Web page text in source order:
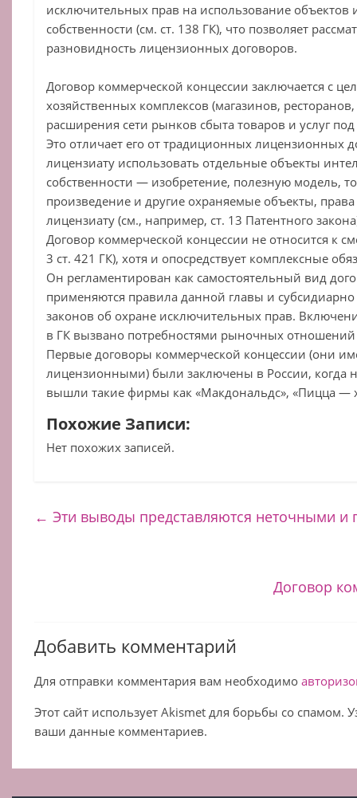
исключительных прав на использование объектов
собственности (см. ст. 138 ГК), что позволяет
разновидность лицензионных договоров.
Договор коммерческой концессии заключается с
хозяйственных комплексов (магазинов,
расширения сети рынков сбыта товаров и услуг
Это отличает его от традиционных лицензионных
лицензиату использовать отдельные объекты
собственности — изобретение, полезную модель,
произведение и другие охраняемые объекты,
лицензиату (см., например, ст. 13 Патентного
Договор коммерческой концессии не относится к
3 ст. 421 ГК), хотя и опосредствует комплексные
Он регламентирован как самостоятельный вид
применяются правила данной главы и
законов об охране исключительных прав.
в ГК вызвано потребностями рыночных
Первые договоры коммерческой концессии (они
лицензионными) были заключены в России, когда
вышли такие фирмы как «Макдональдс», «Пицца —
Похожие Записи:
Нет похожих записей.
← Эти выводы представляются неточными и
Договор
Добавить комментарий
Для отправки комментария вам необходимо
Этот сайт использует Akismet для борьбы со спамом.
ваши данные комментариев.